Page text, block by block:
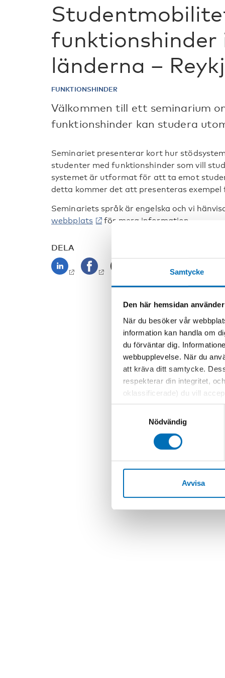
Samtycke
Den här hemsidan
När du besöker vår
information kan handla om
du förväntar dig.
webbupplevelse. När du
att kräva ditt samtycke.
respekterar din integritet,
oklassificerade) du vill
inställningar för cookies.
vi erbjuder. Om du har
genom att navigera till
Nödvändig
Avvisa
funktionshinder
länderna –
FUNKTIONSHINDER
Välkommen till ett seminarium
funktionshinder kan studera
Seminariet presenterar kort hur
studenter med funktionshinder som vill
systemet är utformat för att ta emot
detta kommer det att presenteras exempel
Seminariets språk är engelska och vi
webbplats
för mera information.
DELA